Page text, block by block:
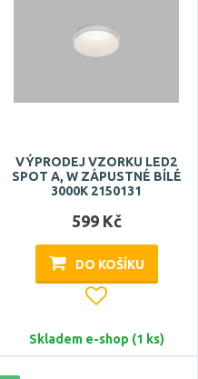
VÝPRODEJ VZORKU LED2
SPOT A, W ZÁPUSTNÉ BÍLÉ
3000K 2150131
599 Kč
DO KOŠÍKU
Skladem e-shop (1 ks)